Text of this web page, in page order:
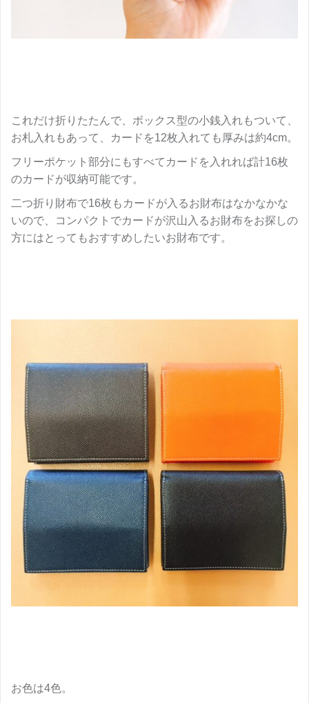
これだけ折りたたんで、ボックス型の小銭入れもついて、
お札入れもあって、カードを12枚入れても厚みは約4cm。
フリーポケット部分にもすべてカードを入れれば計16枚
のカードが収納可能です。
二つ折り財布で16枚もカードが入るお財布はなかなかな
いので、コンパクトでカードが沢山入るお財布をお探しの
方にはとってもおすすめしたいお財布です。
お色は4色。